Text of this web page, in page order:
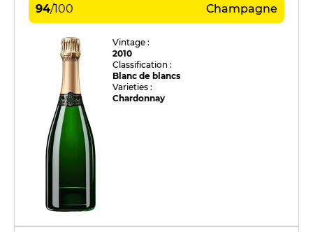
94/100 Champagne
Vintage :
2010
Classification :
Blanc de blancs
Varieties :
Chardonnay